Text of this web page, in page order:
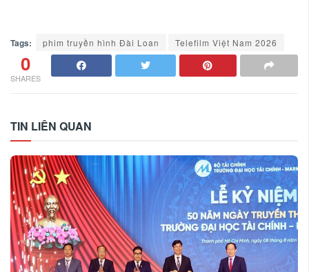
Tags: phim truyền hình Đài Loan Telefilm Việt Nam 2026
0
SHARES
TIN LIÊN QUAN